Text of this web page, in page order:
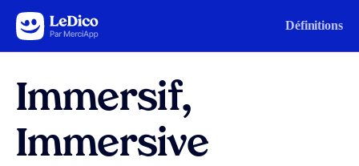
Aller au contenu Définitions
Immersif,
Immersive